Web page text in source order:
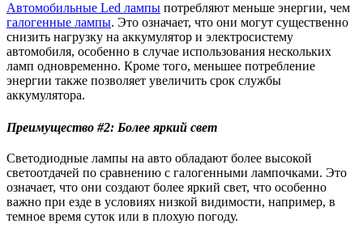
Автомобильные Led лампы потребляют меньше энергии, чем
галогенные лампы. Это означает, что они могут существенно
снизить нагрузку на аккумулятор и электросистему
автомобиля, особенно в случае использования нескольких
ламп одновременно. Кроме того, меньшее потребление
энергии также позволяет увеличить срок службы
аккумулятора.
Преимущество #2: Более яркий свет
Светодиодные лампы на авто обладают более высокой
светоотдачей по сравнению с галогенными лампочками. Это
означает, что они создают более яркий свет, что особенно
важно при езде в условиях низкой видимости, например, в
темное время суток или в плохую погоду.